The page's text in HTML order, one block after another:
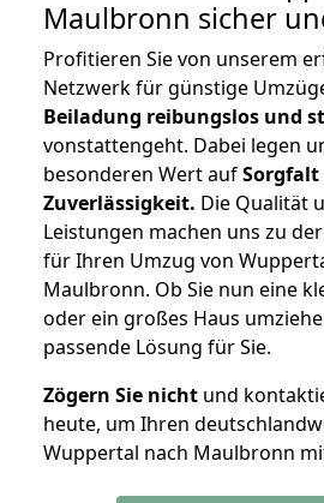
Maulbronn sicher
Profitieren Sie von unserem
Netzwerk für günstige
Beiladung reibungslos und
vonstattengeht. Dabei legen
besonderen Wert aufSorgfalt
Zuverlässigkeit. Die Qualität
Leistungen machen uns zu
für Ihren Umzug von
Maulbronn. Ob Sie nun eine
oder ein großes Haus
passende Lösung für Sie.
Zögern Sie nicht und
heute, um Ihren
Wuppertal nach Maulbronn